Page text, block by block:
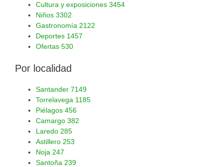
Cultura y exposiciones 3454
Niños 3302
Gastronomía 2122
Deportes 1457
Ofertas 530
Por localidad
Santander 7149
Torrelavega 1185
Piélagos 456
Camargo 382
Laredo 285
Astillero 253
Noja 247
Santoña 239